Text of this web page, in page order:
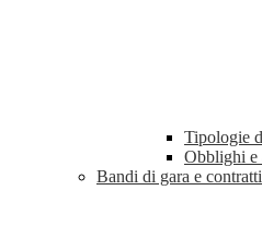
Tipologie
Obblighi e
Bandi di gara e contratti